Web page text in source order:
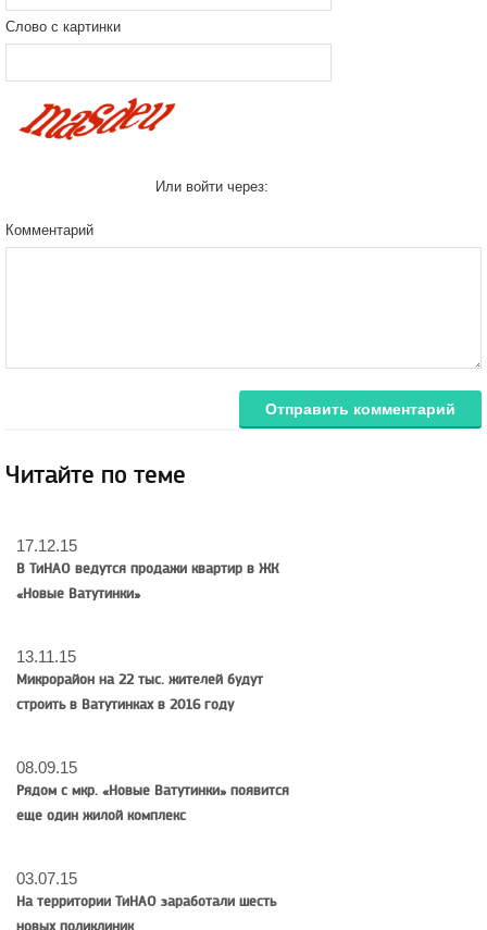
Слово с картинки
Или войти через:
Комментарий
Отправить комментарий
Читайте по теме
17.12.15
В ТиНАО ведутся продажи квартир в ЖК
«Новые Ватутинки»
13.11.15
Микрорайон на 22 тыс. жителей будут
строить в Ватутинках в 2016 году
08.09.15
Рядом с мкр. «Новые Ватутинки» появится
еще один жилой комплекс
03.07.15
На территории ТиНАО заработали шесть